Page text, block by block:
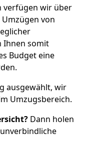
verfügen wir über
von
Ihnen somit
Budget eine
ausgewählt, wir
Umzugsbereich.
Dann holen